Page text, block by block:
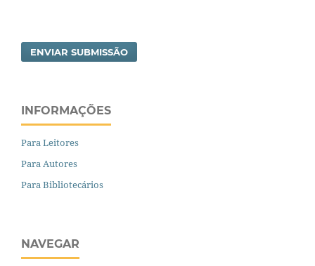
ENVIAR SUBMISSÃO
INFORMAÇÕES
Para Leitores
Para Autores
Para Bibliotecários
NAVEGAR